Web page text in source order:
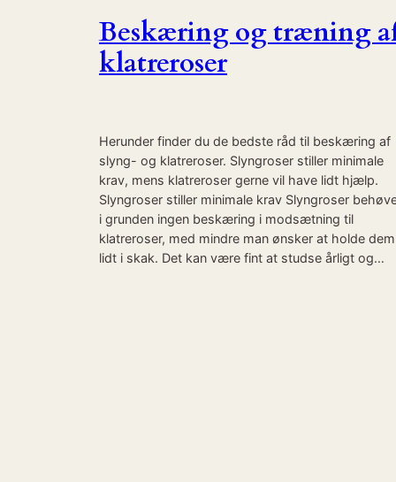
Beskæring og træning
klatreroser
Herunder finder du de bedste råd til beskæring af
slyng- og klatreroser. Slyngroser stiller minimale
krav, mens klatreroser gerne vil have lidt hjælp.
Slyngroser stiller minimale krav Slyngroser
i grunden ingen beskæring i modsætning til
klatreroser, med mindre man ønsker at holde dem
lidt i skak. Det kan være fint at studse årligt og…